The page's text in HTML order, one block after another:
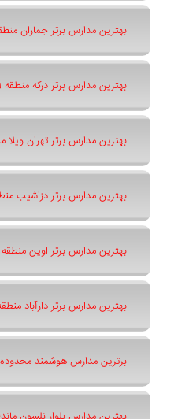
بهترین مدارس برتر جماران
بهترین مدارس برتر درکه منطقه 1
بهترین مدارس برتر تهران ویلا
بهترین مدارس برتر دزاشیب
بهترین مدارس برتر اوین منطقه 1
بهترین مدارس برتر دارآباد منطقه
برترین مدارس هوشمند محدوده